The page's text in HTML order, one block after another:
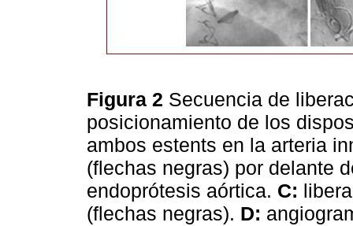
Figura 2 Secuencia de
posicionamiento de los
ambos estents en la arteria
(flechas negras) por delante
endoprótesis aórtica. C:
(flechas negras). D: